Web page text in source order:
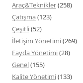
Araç&Teknikler(258)
Çatışma (123)
Çeşitli(52)
İletişim Yönetimi(269)
Fayda Yönetimi(28)
Genel(155)
Kalite Yönetimi(133)